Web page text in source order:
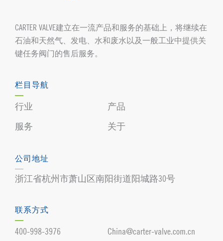
CARTER VALVE建立在一流产品和服务的基础上，将继续在
石油和天然气、发电、水和废水以及一般工业中提供关
键任务阀门的售后服务。
栏目导航
行业
产品
服务
关于
公司地址
浙江省杭州市萧山区南阳街道阳城路30号
联系方式
400-998-3976 China@carter-valve.com.cn